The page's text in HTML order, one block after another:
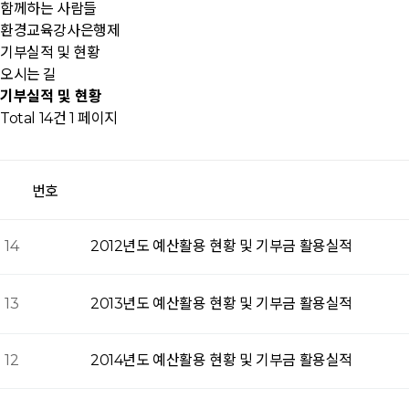
함께하는 사람들
환경교육강사은행제
기부실적 및 현황
오시는 길
기부실적 및 현황
Total 14건 1 페이지
번호
14 2012년도 예산활용 현황 및 기부금 활용실적
13 2013년도 예산활용 현황 및 기부금 활용실적
12 2014년도 예산활용 현황 및 기부금 활용실적